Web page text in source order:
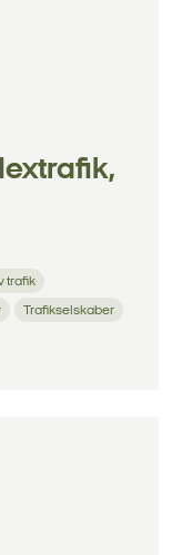
trafik
Trafikselskaber